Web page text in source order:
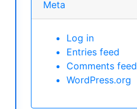
Meta
Log in
Entries feed
Comments feed
WordPress.org